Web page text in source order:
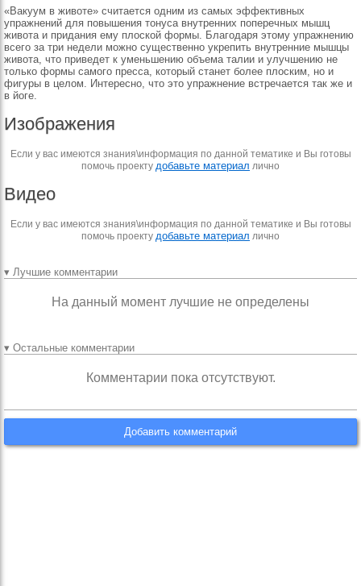
«Вакуум в животе» считается одним из самых эффективных
упражнений для повышения тонуса внутренних поперечных мышц
живота и придания ему плоской формы. Благодаря этому упражнению
всего за три недели можно существенно укрепить внутренние мышцы
живота, что приведет к уменьшению объема талии и улучшению не
только формы самого пресса, который станет более плоским, но и
фигуры в целом. Интересно, что это упражнение встречается так же и
в йоге.
Изображения
Если у вас имеются знания\информация по данной тематике и Вы готовы
помочь проекту добавьте материал лично
Видео
Если у вас имеются знания\информация по данной тематике и Вы готовы
помочь проекту добавьте материал лично
▾ Лучшие комментарии
На данный момент лучшие не определены
▾ Остальные комментарии
Комментарии пока отсутствуют.
Добавить комментарий